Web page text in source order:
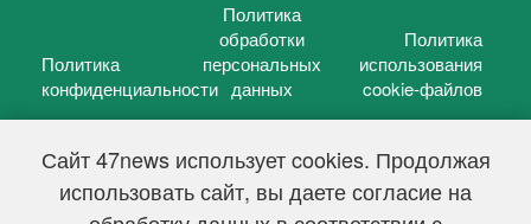
Сайт 47news использует cookies. Продолжая
использовать сайт, вы даете согласие на
Политика
конфиденциальности
Политика
обработки
персональных
данных
Политика
использования
cookie-файлов
47 новостей (47 news)2005 — 2026 г.